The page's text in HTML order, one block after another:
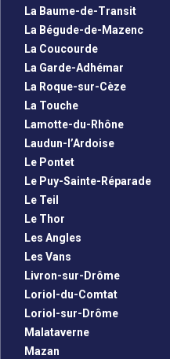
La Baume-de-Transit
La Bégude-de-Mazenc
La Coucourde
La Garde-Adhémar
La Roque-sur-Cèze
La Touche
Lamotte-du-Rhône
Laudun-l’Ardoise
Le Pontet
Le Puy-Sainte-Réparade
Le Teil
Le Thor
Les Angles
Les Vans
Livron-sur-Drôme
Loriol-du-Comtat
Loriol-sur-Drôme
Malataverne
Mazan